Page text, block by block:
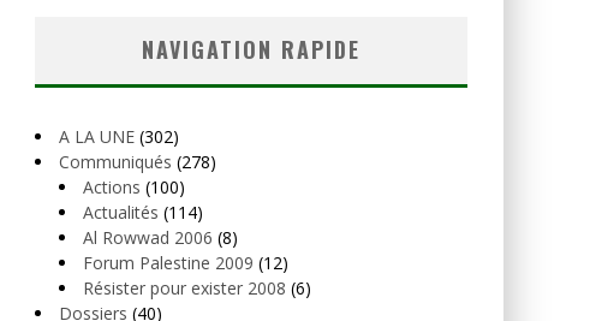
NAVIGATION RAPIDE
A LA UNE (302)
Communiqués (278)
Actions (100)
Actualités (114)
Al Rowwad 2006 (8)
Forum Palestine 2009 (12)
Résister pour exister 2008 (6)
Dossiers (40)